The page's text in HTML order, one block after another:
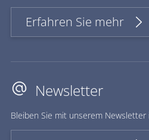
Erfahren Sie mehr
Newsletter
Bleiben Sie mit unserem